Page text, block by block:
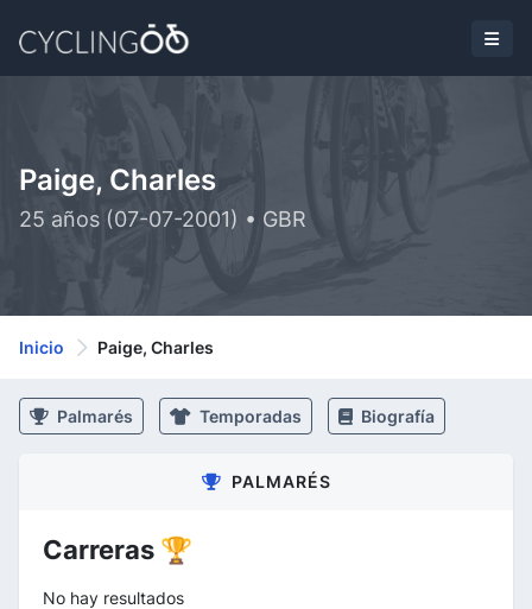
Paige, Charles
25 años (07-07-2001) • GBR
Inicio Paige, Charles
Palmarés Temporadas Biografía
PALMARÉS
Carreras 🏆
No hay resultados